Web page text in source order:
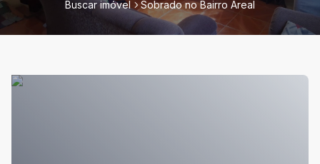
Buscar imóvel Sobrado no Bairro Areal